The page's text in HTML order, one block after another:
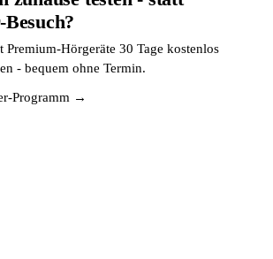
Premium-Hörgeräte 30 Tage kostenlos
- bequem ohne Termin.
Programm →